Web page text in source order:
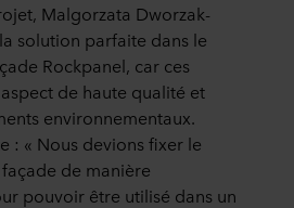
Malgorzata Dworzak-
solution parfaite dans le
Rockpanel, car ces
de haute qualité et
environnementaux.
: « Nous devions fixer le
de manière
pouvoir être utilisé dans un